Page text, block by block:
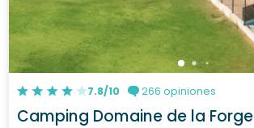
7.8/10 266 opiniones
Camping Domaine de la Forge